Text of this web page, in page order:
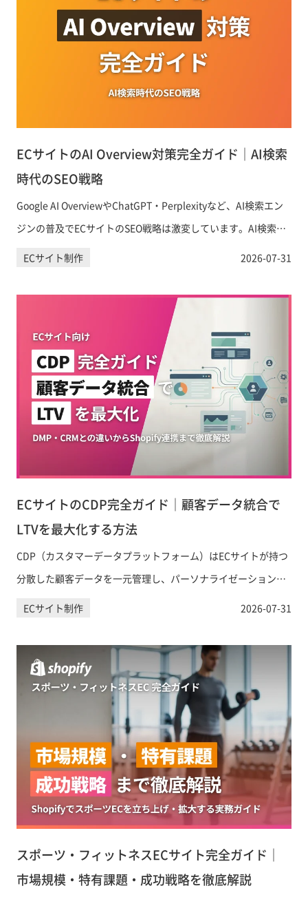
ECサイトのAI Overview対策完全ガイド｜AI検索
時代のSEO戦略
Google AI OverviewやChatGPT・Perplexityなど、AI検索エン
ジンの普及でECサイトのSEO戦略は激変しています。AI検索に
引用・表示されるためのコンテンツ設計と具体的なAIO対策を
ECサイト制作 2026-07-31
ECサイトのCDP完全ガイド｜顧客データ統合で
LTVを最大化する方法
CDP（カスタマーデータプラットフォーム）はECサイトが持つ
分散した顧客データを一元管理し、パーソナライゼーションや
LTV向上に活用するための基盤です。DMP・CRMとの違いから
るべき情報を網羅的に解説します。
ECサイト制作 2026-07-31
スポーツ・フィットネスECサイト完全ガイド｜
市場規模・特有課題・成功戦略を徹底解説